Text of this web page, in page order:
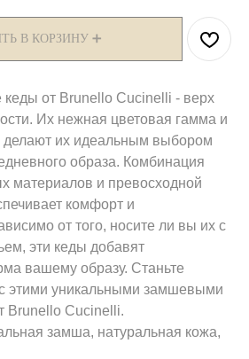
В КОРЗИНУ ➕
от Brunello Cucinelli - верх
Их нежная цветовая гамма и
делают их идеальным выбором
образа. Комбинация
материалов и превосходной
комфорт и
от того, носите ли вы их с
эти кеды добавят
вашему образу. Станьте
этими уникальными замшевыми
Brunello Cucinelli.
замша, натуральная кожа,